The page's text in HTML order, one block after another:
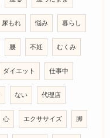
尿もれ 悩み 暮らし
腰 不妊 むくみ
ダイエット 仕事中
ない 代理店
心 エクササイズ 脚